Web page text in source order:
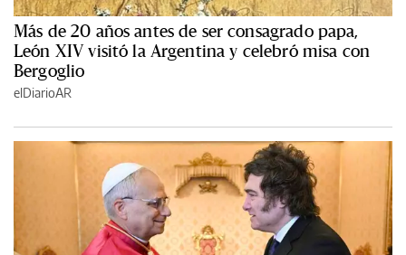
Más de 20 años antes de ser consagrado papa,
León XIV visitó la Argentina y celebró misa con
Bergoglio
elDiarioAR